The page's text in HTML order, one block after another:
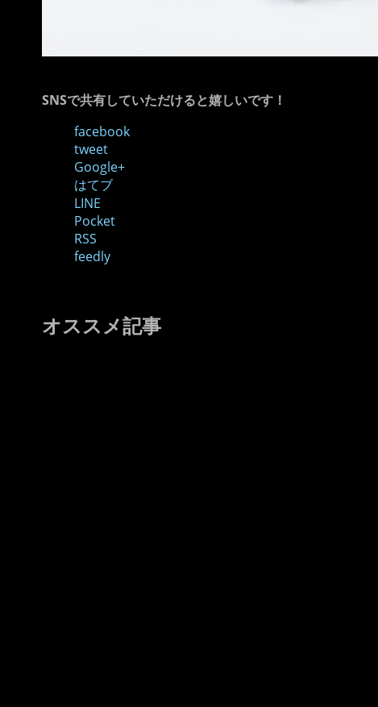
SNSで共有していただけると嬉しいです！
facebook
tweet
Google+
はてブ
LINE
Pocket
RSS
feedly
オススメ記事